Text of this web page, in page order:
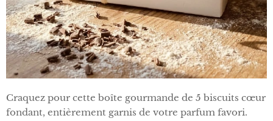
Craquez pour cette boîte gourmande de 5 biscuits cœur
fondant, entièrement garnis de votre parfum favori.